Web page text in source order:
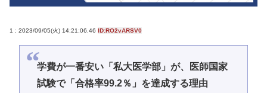
1 : 2023/09/05(火) 14:21:06.46 ID:RO2vARSV0
学費が一番安い「私大医学部」が、医師国家
試験で「合格率99.2％」を達成する理由